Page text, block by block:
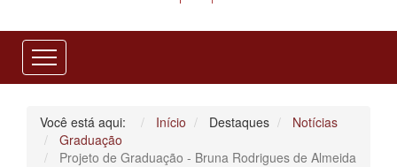
Você está aqui: Início Destaques
Notícias
Graduação
Projeto de Graduação - Bruna Rodrigues de Almeida